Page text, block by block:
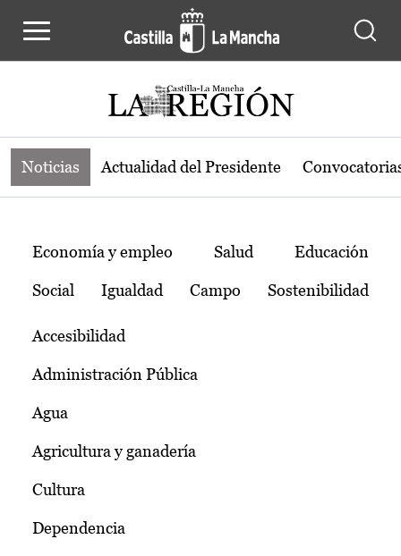
Noticias de la región de Castilla-La
Noticias Actualidad del Presidente
Temas
Economía y empleo Salud Educación
Social Igualdad Campo Sostenibilidad
Accesibilidad
Administración Pública
Agua
Agricultura y ganadería
Cultura
Dependencia